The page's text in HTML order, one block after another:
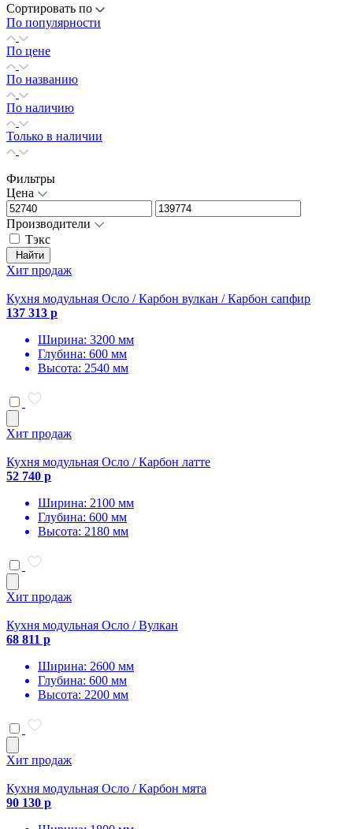
Сортировать по
По популярности
По цене
По названию
По наличию
Только в наличии
Фильтры
Цена
Производители
Тэкс
Найти
Хит продаж
Кухня модульная Осло / Карбон вулкан / Карбон сапфир
137 313 р
Ширина: 3200 мм
Глубина: 600 мм
Высота: 2540 мм
Хит продаж
Кухня модульная Осло / Карбон латте
52 740 р
Ширина: 2100 мм
Глубина: 600 мм
Высота: 2180 мм
Хит продаж
Кухня модульная Осло / Вулкан
68 811 р
Ширина: 2600 мм
Глубина: 600 мм
Высота: 2200 мм
Хит продаж
Кухня модульная Осло / Карбон мята
90 130 р